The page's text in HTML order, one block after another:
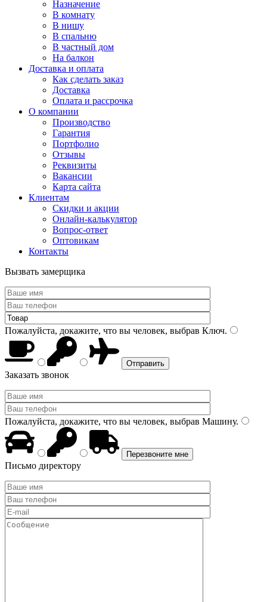
Назначение
В комнату
В нишу
В спальню
В частный дом
На балкон
Доставка и оплата
Как сделать заказ
Доставка
Оплата и рассрочка
О компании
Производство
Гарантия
Портфолио
Отзывы
Реквизиты
Вакансии
Карта сайта
Клиентам
Скидки и акции
Онлайн-калькулятор
Вопрос-ответ
Оптовикам
Контакты
Вызвать замерщика
Пожалуйста, докажите, что вы человек, выбрав Ключ.
Заказать звонок
Пожалуйста, докажите, что вы человек, выбрав Машину.
Письмо директору